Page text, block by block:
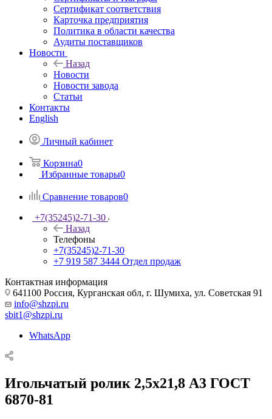
Сертификат соответствия
Карточка предприятия
Политика в области качества
Аудиты поставщиков
Новости
Назад
Новости
Новости завода
Статьи
Контакты
English
Личный кабинет
Корзина0
Избранные товары0
Сравнение товаров0
+7(35245)2-71-30
Назад
Телефоны
+7(35245)2-71-30
+7 919 587 3444 Отдел продаж
Контактная информация
641100 Россия, Курганская обл, г. Шумиха, ул. Советская 91
info@shzpi.ru
sbit1@shzpi.ru
WhatsApp
Игольчатый ролик 2,5х21,8 А3 ГОСТ
6870-81